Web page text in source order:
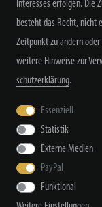
Interesses erfolgen. Die
besteht das Recht,
Zeitpunkt zu ändern
weitere Hinweise zur
schutz­erklärung.
Essenziell
Statistik
Externe Medien
PayPal
Funktional